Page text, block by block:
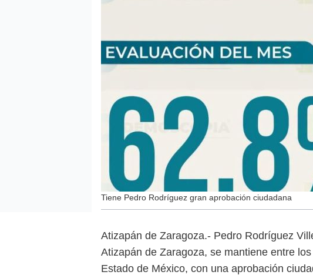
Tiene Pedro Rodríguez gran aprobación ciudadana
Atizapán de Zaragoza.- Pedro Rodríguez
Atizapán de Zaragoza, se mantiene entre
Estado de México, con una aprobación